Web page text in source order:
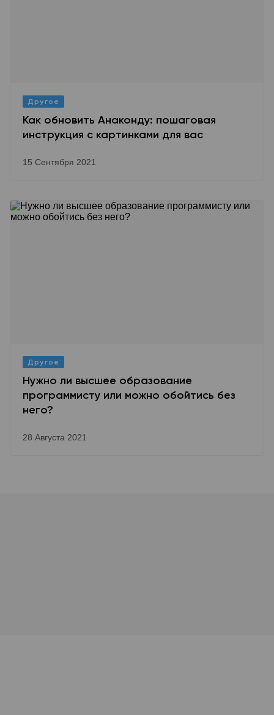
Другое
Как обновить Анаконду: пошаговая
инструкция с картинками для вас
15 Сентября 2021
Другое
Нужно ли высшее образование
программисту или можно обойтись без
него?
28 Августа 2021